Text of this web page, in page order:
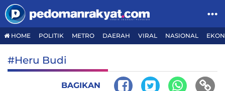
HOME POLITIK METRO DAERAH VIRAL NASIONAL
#Heru Budi
BAGIKAN